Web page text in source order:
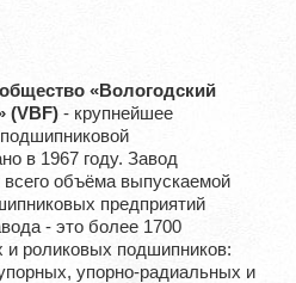
«Вологодский
(VBF) - крупнейшее
в 1967 году. Завод
всего объёма выпускаемой
предприятий
- это более 1700
и роликовых подшипников:
упорно-радиальных и